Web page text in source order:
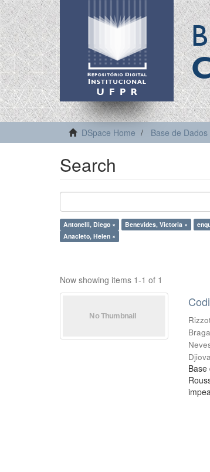
DSpace Home Base de
Search
Antonelli, Diego × Benevides, Victoria ×
Anacleto, Helen ×
Now showing items 1-1 of 1